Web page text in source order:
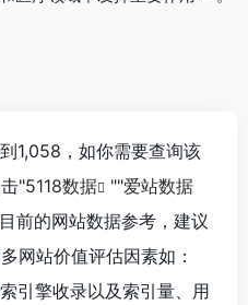
1,058，如你需要查询该
"5118数据 ""爱站数据
前的网站数据参考，建议
网站价值评估因素如：
引擎收录以及索引量、用